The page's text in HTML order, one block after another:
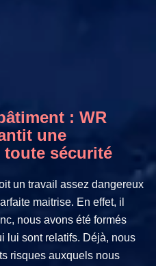
: WR
une
sécurité
un travail assez dangereux
maitrise. En effet, il
nous avons été formés
lui sont relatifs. Déjà, nous
risques auxquels nous